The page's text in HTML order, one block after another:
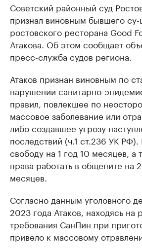
Советский районный суд
признал виновным бывшего
ростовского ресторана Good
Атакова. Об этом сообщает
пресс-служба судов региона.
Атаков признан виновным по
нарушении санитарно-
правил, повлекшее по
массовое заболевание или
либо создавшее угрозу
последствий (ч.1 ст.236 УК
свободу на 1 год 10 месяцев, а
права работать в общепите на
месяцев.
Согласно данным уголовного
2023 года Атаков, находясь на
требования СанПин при
привело к массовому